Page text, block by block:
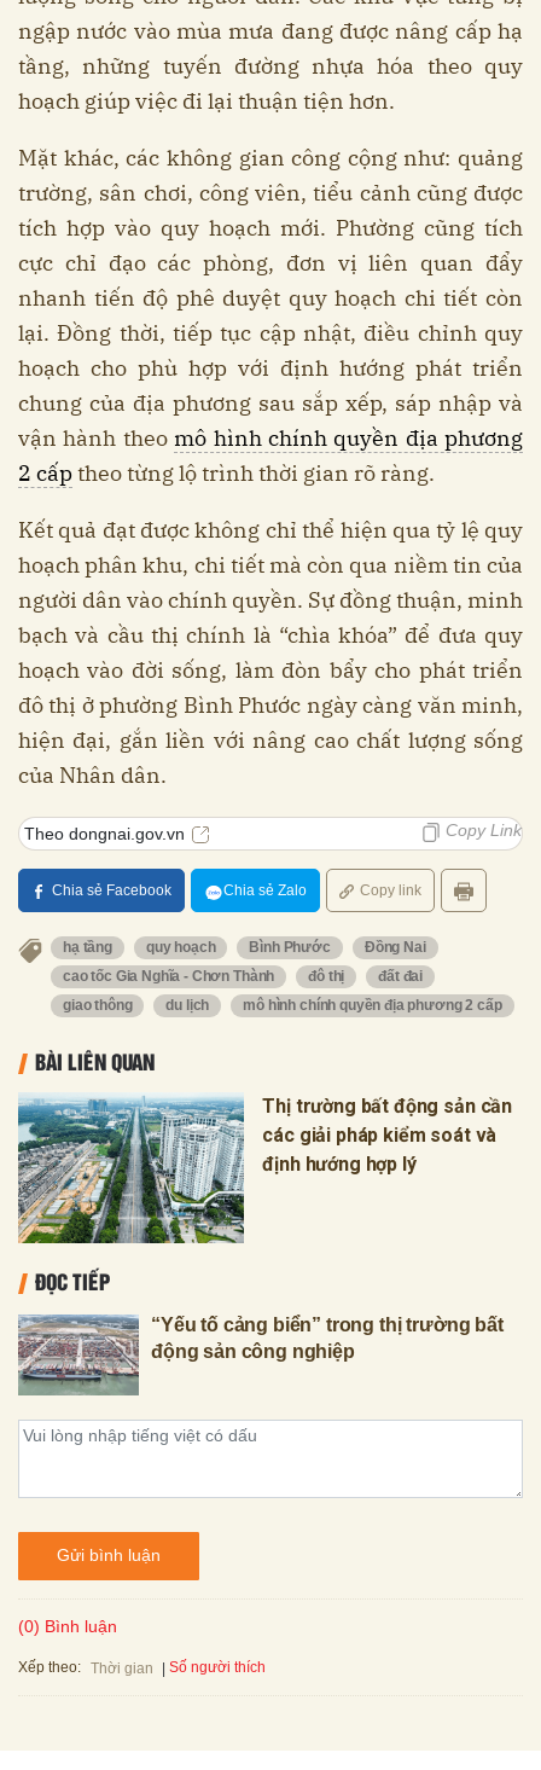
ngập nước vào mùa mưa đang được nâng cấp hạ
tầng, những tuyến đường nhựa hóa theo quy
hoạch giúp việc đi lại thuận tiện hơn.
Mặt khác, các không gian công cộng như: quảng
trường, sân chơi, công viên, tiểu cảnh cũng được
tích hợp vào quy hoạch mới. Phường cũng tích
cực chỉ đạo các phòng, đơn vị liên quan đẩy
nhanh tiến độ phê duyệt quy hoạch chi tiết còn
lại. Đồng thời, tiếp tục cập nhật, điều chỉnh quy
hoạch cho phù hợp với định hướng phát triển
chung của địa phương sau sắp xếp, sáp nhập và
vận hành theomô hình chính quyền địa phương
2 cấptheo từng lộ trình thời gian rõ ràng.
Kết quả đạt được không chỉ thể hiện qua tỷ lệ quy
hoạch phân khu, chi tiết mà còn qua niềm tin của
người dân vào chính quyền. Sự đồng thuận, minh
bạch và cầu thị chính là “chìa khóa” để đưa quy
hoạch vào đời sống, làm đòn bẩy cho phát triển
đô thị ở phường Bình Phước ngày càng văn minh,
hiện đại, gắn liền với nâng cao chất lượng sống
của Nhân dân.
Theo dongnai.gov.vn Copy Link
Chia sẻ Facebook Chia sẻ Zalo Copy link
hạ tầng quy hoạch Bình Phước
Đồng Nai
cao tốc Gia Nghĩa - Chơn Thành
đô thị
đất đai
giao thông
du lịch mô hình chính quyền địa phương 2 cấp
BÀI LIÊN QUAN
Thị trường bất động sản cần
các giải pháp kiểm soát và
định hướng hợp lý
ĐỌC TIẾP
“Yếu tố cảng biển” trong thị trường bất
động sản công nghiệp
Gửi bình luận
(0) Bình luận
Xếp theo: Thời gian Số người thích